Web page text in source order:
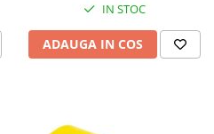
IN STOC
ADAUGA IN COS